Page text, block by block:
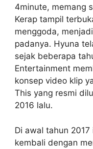
4minute, memang
Kerap tampil
menggoda,
padanya. Hyuna
sejak beberapa
Entertainment
konsep video klip
This yang resmi
2016 lalu.
Di awal tahun
kembali dengan